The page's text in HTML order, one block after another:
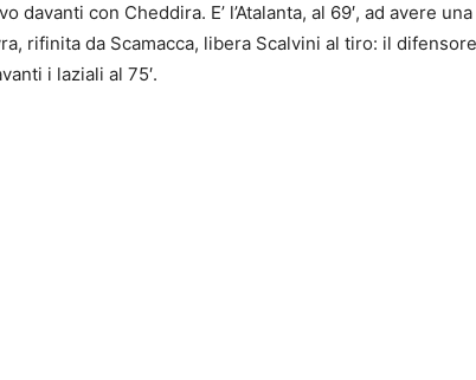
davanti con Cheddira. E’ l’Atalanta, al 69′, ad avere
rifinita da Scamacca, libera Scalvini al tiro: il
i laziali al 75′.